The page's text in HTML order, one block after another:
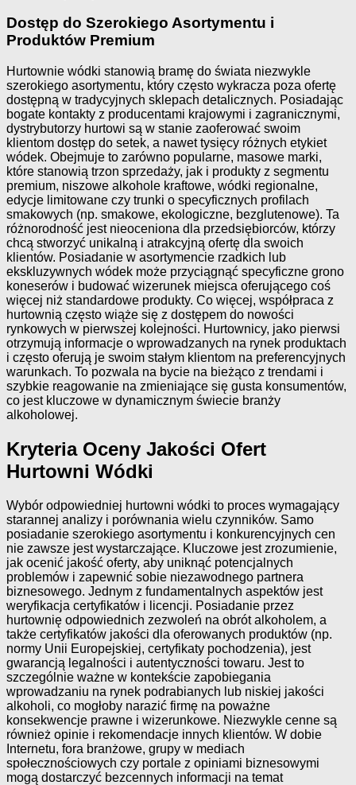
Dostęp do Szerokiego Asortymentu i
Produktów Premium
Hurtownie wódki stanowią bramę do świata niezwykle
szerokiego asortymentu, który często wykracza poza ofertę
dostępną w tradycyjnych sklepach detalicznych. Posiadając
bogate kontakty z producentami krajowymi i zagranicznymi,
dystrybutorzy hurtowi są w stanie zaoferować swoim
klientom dostęp do setek, a nawet tysięcy różnych etykiet
wódek. Obejmuje to zarówno popularne, masowe marki,
które stanowią trzon sprzedaży, jak i produkty z segmentu
premium, niszowe alkohole kraftowe, wódki regionalne,
edycje limitowane czy trunki o specyficznych profilach
smakowych (np. smakowe, ekologiczne, bezglutenowe). Ta
różnorodność jest nieoceniona dla przedsiębiorców, którzy
chcą stworzyć unikalną i atrakcyjną ofertę dla swoich
klientów. Posiadanie w asortymencie rzadkich lub
ekskluzywnych wódek może przyciągnąć specyficzne grono
koneserów i budować wizerunek miejsca oferującego coś
więcej niż standardowe produkty. Co więcej, współpraca z
hurtownią często wiąże się z dostępem do nowości
rynkowych w pierwszej kolejności. Hurtownicy, jako pierwsi
otrzymują informacje o wprowadzanych na rynek produktach
i często oferują je swoim stałym klientom na preferencyjnych
warunkach. To pozwala na bycie na bieżąco z trendami i
szybkie reagowanie na zmieniające się gusta konsumentów,
co jest kluczowe w dynamicznym świecie branży
alkoholowej.
Kryteria Oceny Jakości Ofert
Hurtowni Wódki
Wybór odpowiedniej hurtowni wódki to proces wymagający
starannej analizy i porównania wielu czynników. Samo
posiadanie szerokiego asortymentu i konkurencyjnych cen
nie zawsze jest wystarczające. Kluczowe jest zrozumienie,
jak ocenić jakość oferty, aby uniknąć potencjalnych
problemów i zapewnić sobie niezawodnego partnera
biznesowego. Jednym z fundamentalnych aspektów jest
weryfikacja certyfikatów i licencji. Posiadanie przez
hurtownię odpowiednich zezwoleń na obrót alkoholem, a
także certyfikatów jakości dla oferowanych produktów (np.
normy Unii Europejskiej, certyfikaty pochodzenia), jest
gwarancją legalności i autentyczności towaru. Jest to
szczególnie ważne w kontekście zapobiegania
wprowadzaniu na rynek podrabianych lub niskiej jakości
alkoholi, co mogłoby narazić firmę na poważne
konsekwencje prawne i wizerunkowe. Niezwykle cenne są
również opinie i rekomendacje innych klientów. W dobie
Internetu, fora branżowe, grupy w mediach
społecznościowych czy portale z opiniami biznesowymi
mogą dostarczyć bezcennych informacji na temat